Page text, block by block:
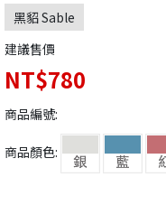
黑貂 Sable
建議售價
NT$780
商品編號:
商品顏色: